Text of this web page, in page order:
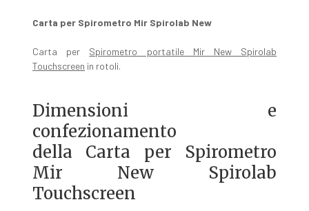
Carta per Spirometro Mir Spirolab New
Carta per Spirometro portatile Mir New Spirolab
Touchscreen in rotoli.
Dimensioni e
confezionamento
della Carta per Spirometro
Mir New Spirolab
Touchscreen